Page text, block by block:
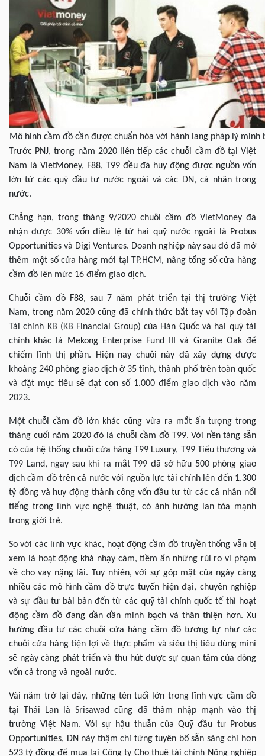
Mô hình cầm đồ cần được chuẩn hóa với hành lang pháp lý minh
Trước PNJ, trong năm 2020 liên tiếp các chuỗi cầm đồ tại Việt
Nam là VietMoney, F88, T99 đều đã huy động được nguồn vốn
lớn từ các quỹ đầu tư nước ngoài và các DN, cá nhân trong
nước.
Chẳng hạn, trong tháng 9/2020 chuỗi cầm đồ VietMoney đã
nhận được 30% vốn điều lệ từ hai quỹ nước ngoài là Probus
Opportunities và Digi Ventures. Doanh nghiệp này sau đó đã mở
thêm một số cửa hàng mới tại TP.HCM, nâng tổng số cửa hàng
cầm đồ lên mức 16 điểm giao dịch.
Chuỗi cầm đồ F88, sau 7 năm phát triển tại thị trường Việt
Nam, trong năm 2020 cũng đã chính thức bắt tay với Tập đoàn
Tài chính KB (KB Financial Group) của Hàn Quốc và hai quỹ tài
chính khác là Mekong Enterprise Fund III và Granite Oak để
chiếm lĩnh thị phần. Hiện nay chuỗi này đã xây dựng được
khoảng 240 phòng giao dịch ở 35 tỉnh, thành phố trên toàn quốc
và đặt mục tiêu sẽ đạt con số 1.000 điểm giao dịch vào năm
2023.
Một chuỗi cầm đồ lớn khác cũng vừa ra mắt ấn tượng trong
tháng cuối năm 2020 đó là chuỗi cầm đồ T99. Với nền tảng sẵn
có của hệ thống chuỗi cửa hàng T99 Luxury, T99 Tiểu thương và
T99 Land, ngay sau khi ra mắt T99 đã sở hữu 500 phòng giao
dịch cầm đồ trên cả nước với nguồn lực tài chính lên đến 1.300
tỷ đồng và huy động thành công vốn đầu tư từ các cá nhân nổi
tiếng trong lĩnh vực nghệ thuật, có ảnh hưởng lan tỏa mạnh
trong giới trẻ.
So với các lĩnh vực khác, hoạt động cầm đồ truyền thống vẫn bị
xem là hoạt động khá nhạy cảm, tiềm ẩn những rủi ro vi phạm
về cho vay nặng lãi. Tuy nhiên, với sự góp mặt của ngày càng
nhiều các mô hình cầm đồ trực tuyến hiện đại, chuyên nghiệp
và sự đầu tư bài bản đến từ các quỹ tài chính quốc tế thì hoạt
động cầm đồ đang dần dần minh bạch và thân thiện hơn. Xu
hướng đầu tư các chuỗi cửa hàng cầm đồ tương tự như các
chuỗi cửa hàng tiện lợi về thực phẩm và siêu thị tiêu dùng mini
sẽ ngày càng phát triển và thu hút được sự quan tâm của dòng
vốn cả trong và ngoài nước.
Vài năm trở lại đây, những tên tuổi lớn trong lĩnh vực cầm đồ
tại Thái Lan là Srisawad cũng đã thâm nhập mạnh vào thị
trường Việt Nam. Với sự hậu thuẫn của Quỹ đầu tư Probus
Opportunities, DN này thậm chí từng tuyên bố sẵn sàng chi hơn
523 tỷ đồng để mua lại Công ty Cho thuê tài chính Nông nghiệp